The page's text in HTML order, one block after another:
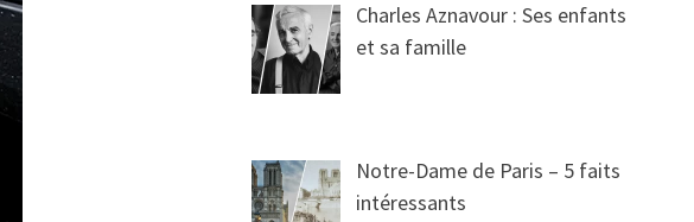
Charles Aznavour : Ses enfants
et sa famille
Notre-Dame de Paris – 5 faits
intéressants